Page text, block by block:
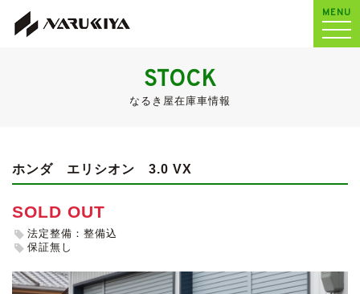
MENU
STOCK
なるき屋在庫車情報
ホンダ エリシオン 3.0 VX
SOLD OUT
法定整備：整備込
保証無し